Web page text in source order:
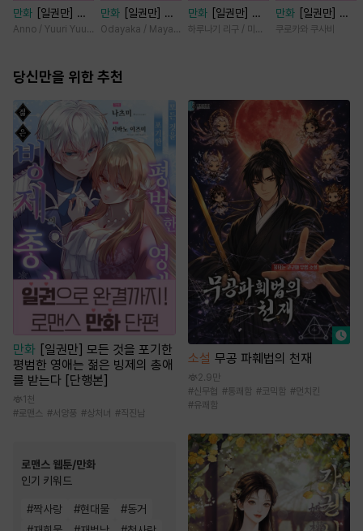
만화
[일권만] 왕
태자님과의 약혼을
변했습니다 [단행
Anno / Yuuri Yuudachi
만화
[일권만] 잊
혀진 왕녀지만 정
니다 [단행본]
Odayaka / Maya Koike
만화
[일권만] 제
약혼은 취소되었습
하루나기 리구 / 미즈메
만화
[일권만] 내
게 간섭하지 않겠
쿠로카와 쿠사비
당신만을 위한 추천
만화 [일권만] 모든 것을 포기한
평범한 영애는 젊은 빙제의 총애
를 받는다 [단행본]
1천
#로맨스 #서양풍 #상처녀 #직진남
로맨스 웹툰/만화
인기 키워드
#짝사랑 #현대물 #동거
소설 무공 파훼법의 천재
2.9만
#신무협 #통쾌함 #코믹함 #먼치킨
#유쾌함